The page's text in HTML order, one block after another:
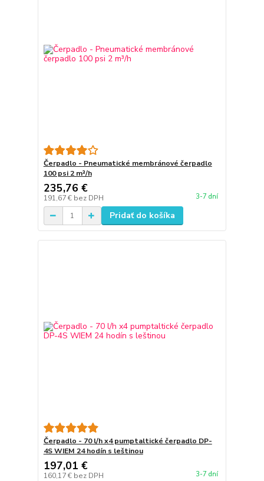
Čerpadlo - Pneumatické membránové čerpadlo
100 psi 2 m³/h
235,76 €
191,67 € bez DPH 3-7 dní
Pridať do košíka
Čerpadlo - 70 l/h x4 pumptaltické čerpadlo DP-
4S WIEM 24 hodín s leštinou
197,01 €
160,17 € bez DPH 3-7 dní